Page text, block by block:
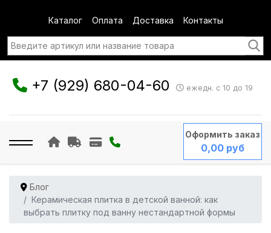
Каталог Оплата Доставка Контакты
+7 (929) 680-04-60 ежедн. с 10 до 19
Оформить заказ
0,00 руб
Блог
Керамическая плитка в детской ванной: как
выбрать плитку под ванну нестандартной формы